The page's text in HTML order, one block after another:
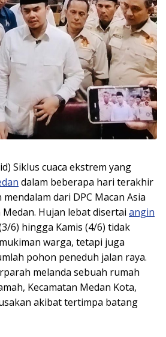
Siklus cuaca ekstrem yang
dalam beberapa hari terakhir
dari DPC Macan Asia
Hujan lebat disertai angin
6) hingga Kamis (4/6) tidak
warga, tetapi juga
pohon peneduh jalan raya.
melanda sebuah rumah
Kecamatan Medan Kota,
akibat tertimpa batang